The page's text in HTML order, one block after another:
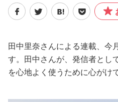
ファッション
恋愛/結婚/離婚
田中里奈さんによる連載、今
す。田中さんが、発信者とし
を心地よく使うために心がけ